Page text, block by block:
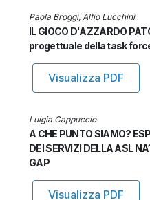
Paola Broggi, Alfio Lucchini
IL GIOCO D'AZZARDO
progettuale della task
Visualizza PDF
Luigia Cappuccio
A CHE PUNTO SIAMO?
DEI SERVIZI DELLA ASL
GAP
Visualizza PDF